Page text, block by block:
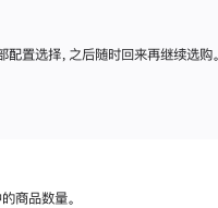
置选择，之后随时回来再继续选购。
商品数量。